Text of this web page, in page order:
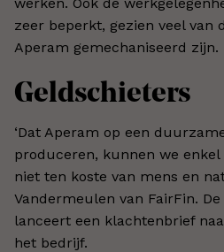
zeer beperkt, gezien veel van
Aperam gemechaniseerd zijn.
Geldschieters
‘Dat Aperam op een
produceren, kunnen we
niet ten koste van mens en
Vandermeulen van FairFin.
lanceert een klachtenbrief
het bedrijf.